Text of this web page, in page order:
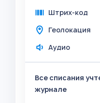
Штрих-код
Геолокация
Аудио
Все списания
журнале